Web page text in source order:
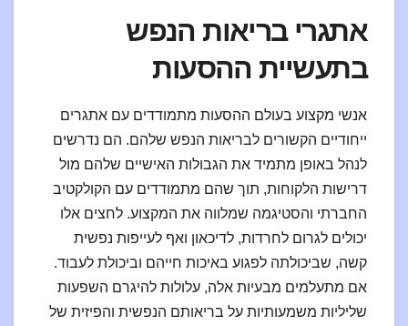
אתגרי בריאות הנפש
בתעשיית ההסעות
אנשי מקצוע בעולם ההסעות מתמודדים עם אתגרים
ייחודיים הקשורים לבריאות הנפש שלהם. הם נדרשים
לנהל באופן מתמיד את הגבולות האישיים שלהם מול
דרישות הלקוחות, תוך שהם מתמודדים עם הקולקטיב
החברתי והסטיגמה שמלווה את המקצוע. לחצים אלו
יכולים לגרום לחרדות, לדיכאון ואף לעייפות נפשית
קשה, שביכולתה לפגוע באיכות חייהם וביכולת לעבוד.
אם מתעלמים מבעיות אלה, עלולות להיגרם השפעות
שליליות משמעותיות על בריאותם הנפשית והפיזית של